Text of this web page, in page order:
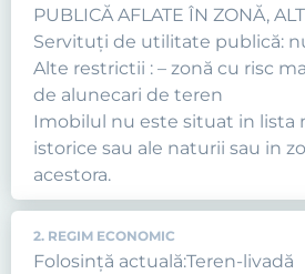
PUBLICĂ AFLATE ÎN ZONĂ,
Servituţi de utilitate publică:
Alte restrictii : – zonă cu risc
de alunecari de teren
Imobilul nu este situat in
istorice sau ale naturii sau in
acestora.
2. REGIM ECONOMIC
Folosință actuală:Teren-livadă